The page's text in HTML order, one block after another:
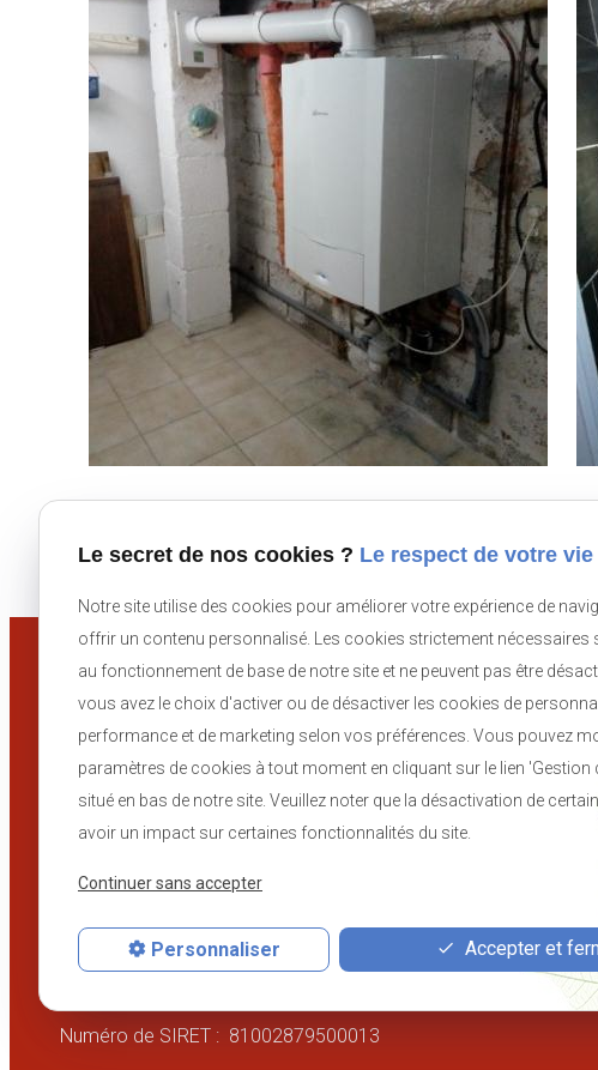
Liens utiles
Accueil
GOSSELIN Guillaume
Actualités
Contact
Plan du site
Mentions légales
Gestion des cookies
Numéro de SIRET : 81002879500013
Le secret de nos cookies ? Le respect de votre
Notre site utilise des cookies pour améliorer votre expérience de
offrir un contenu personnalisé. Les cookies strictement nécessaires
au fonctionnement de base de notre site et ne peuvent pas être
vous avez le choix d'activer ou de désactiver les cookies de
performance et de marketing selon vos préférences. Vous pouvez
paramètres de cookies à tout moment en cliquant sur le lien 'Gestion
situé en bas de notre site. Veuillez noter que la désactivation de
avoir un impact sur certaines fonctionnalités du site.
Continuer sans accepter
Personnaliser Accepter et